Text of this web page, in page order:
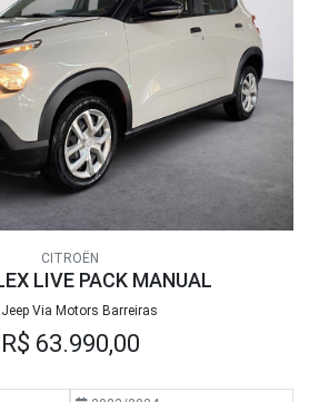
CITROËN
LIVE PACK MANUAL
Jeep Via Motors Barreiras
R$ 63.990,00